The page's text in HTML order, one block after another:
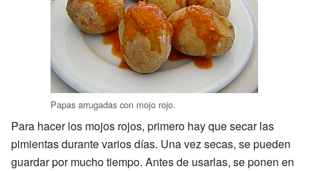
Papas arrugadas con mojo rojo.
Para hacer los mojos rojos, primero hay que secar las
pimientas durante varios días. Una vez secas, se pueden
guardar por mucho tiempo. Antes de usarlas, se ponen en